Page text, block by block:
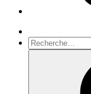
Recherche
pour